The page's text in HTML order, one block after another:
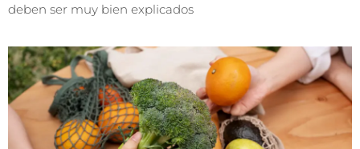
deben ser muy bien explicados